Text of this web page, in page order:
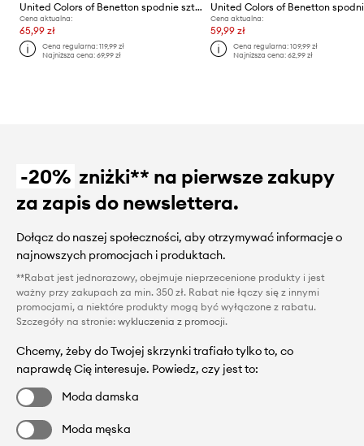
United Colors of Benetton spodnie sztruksowe niemowlęce
Cena aktualna:
65,99 zł
Cena regularna:119,99 zł
Najniższa cena:69,99 zł
Cena aktualna:
59,99 zł
Cena regularna: 109,99 zł
Najniższa cena: 62,99 zł
-20% zniżki** na pierwsze zakupy
za zapis do newslettera.
Dołącz do naszej społeczności, aby otrzymywać informacje o
najnowszych promocjach i produktach.
**Rabat jest jednorazowy, obejmuje nieprzecenione produkty i jest
ważny przy zakupach za min. 350 zł. Rabat nie łączy się z innymi
promocjami, a niektóre produkty mogą być wyłączone z rabatu.
Szczegóły na stronie: wykluczenia z promocji.
Chcemy, żeby do Twojej skrzynki trafiało tylko to, co
naprawdę Cię interesuje. Powiedz, czy jest to:
Moda damska
Moda męska